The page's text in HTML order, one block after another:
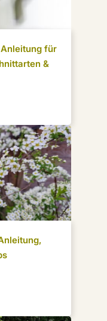
für
&